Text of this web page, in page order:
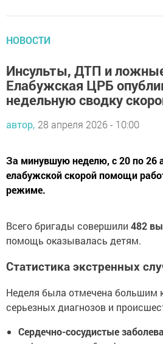
НОВОСТИ
Инсульты, ДТП и
Елабужская ЦРБ
недельную сводку
автор, 28 апреля 2026 - 10:00
За минувшую неделю, с 20 по 26
елабужской скорой помощи
режиме.
Всего бригады совершили 482
помощь оказывалась детям.
Статистика экстренных
Неделя была отмечена большим
серьезных диагнозов и
Сердечно-сосудистые